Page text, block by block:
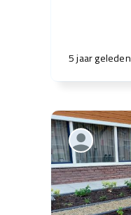
5 jaar geleden